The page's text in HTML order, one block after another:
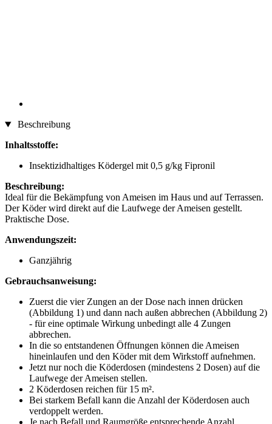
Beschreibung
Inhaltsstoffe:
Insektizidhaltiges Ködergel mit 0,5 g/kg Fipronil
Beschreibung:
Ideal für die Bekämpfung von Ameisen im Haus und auf Terrassen.
Der Köder wird direkt auf die Laufwege der Ameisen gestellt.
Praktische Dose.
Anwendungszeit:
Ganzjährig
Gebrauchsanweisung:
Zuerst die vier Zungen an der Dose nach innen drücken
(Abbildung 1) und dann nach außen abbrechen (Abbildung 2)
- für eine optimale Wirkung unbedingt alle 4 Zungen
abbrechen.
In die so entstandenen Öffnungen können die Ameisen
hineinlaufen und den Köder mit dem Wirkstoff aufnehmen.
Jetzt nur noch die Köderdosen (mindestens 2 Dosen) auf die
Laufwege der Ameisen stellen.
2 Köderdosen reichen für 15 m².
Bei starkem Befall kann die Anzahl der Köderdosen auch
verdoppelt werden.